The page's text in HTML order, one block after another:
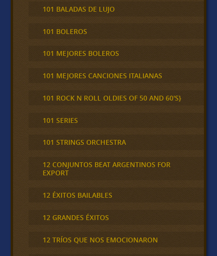
101 BALADAS DE LUJO
101 BOLEROS
101 MEJORES BOLEROS
101 MEJORES CANCIONES ITALIANAS
101 ROCK N ROLL OLDIES OF 50 AND 60'S}
101 SERIES
101 STRINGS ORCHESTRA
12 CONJUNTOS BEAT ARGENTINOS FOR
EXPORT
12 ÉXITOS BAILABLES
12 GRANDES ÉXITOS
12 TRÍOS QUE NOS EMOCIONARON